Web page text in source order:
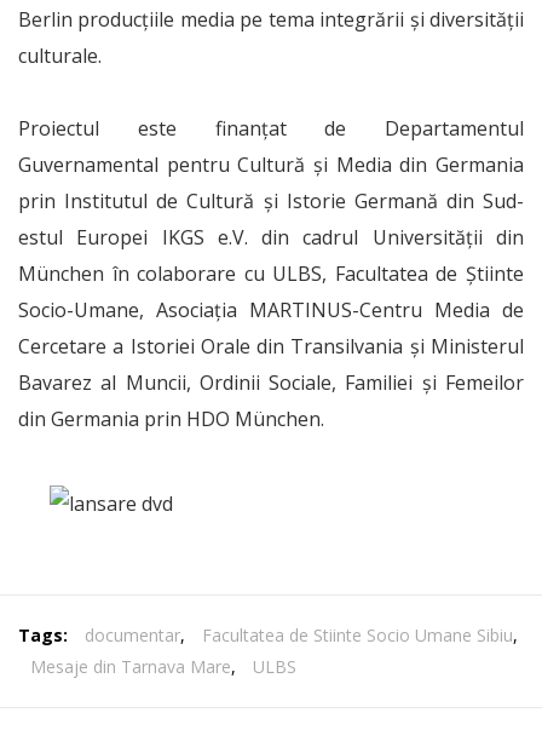
Berlin producțiile media pe tema integrării şi diversității
culturale.
Proiectul este finanţat de Departamentul
Guvernamental pentru Cultură și Media din Germania
prin Institutul de Cultură și Istorie Germană din Sud-
estul Europei IKGS e.V. din cadrul Universității din
München în colaborare cu ULBS, Facultatea de Știinte
Socio-Umane, Asociaţia MARTINUS-Centru Media de
Cercetare a Istoriei Orale din Transilvania și Ministerul
Bavarez al Muncii, Ordinii Sociale, Familiei și Femeilor
din Germania prin HDO München.
Tags: documentar, Facultatea de Stiinte Socio Umane Sibiu,
Mesaje din Tarnava Mare, ULBS